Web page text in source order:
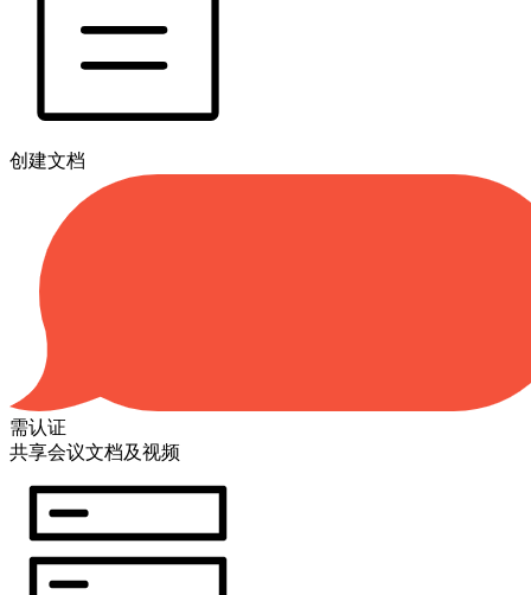
创建文档
需认证
共享会议文档及视频